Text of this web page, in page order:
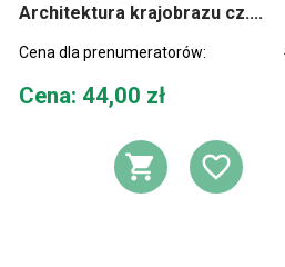
Architektura krajobrazu cz....
Cena dla prenumeratorów:
Cena
Cena: 44,00 zł
DODAJ